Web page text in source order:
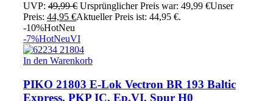
UVP: 49,99€ Ursprünglicher Preis war: 49,99 €Unser
Preis: 44,95 €Aktueller Preis ist: 44,95 €.
-10%HotNeu
-7%HotNeuVI
In den Warenkorb
PIKO 21803 E-Lok Vectron BR 193 Baltic
Express, PKP IC, Ep.VI, Spur H0